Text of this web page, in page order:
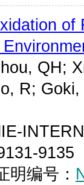
of
QH;
R;
9135
明编号：